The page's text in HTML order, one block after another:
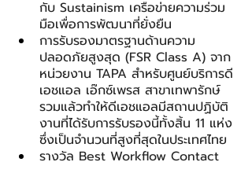
กับ Sustainism เครือข่ายความร่วม
มือเพื่อการพัฒนาที่ยั่งยืน
การรับรองมาตรฐานด้านความ
ปลอดภัยสูงสุด (FSR Class A) จาก
หน่วยงาน TAPA สำหรับศูนย์บริการดี
เอชแอล เอ๊กซ์เพรส สาขาเทพารักษ์
รวมแล้วทำให้ดีเอชแอลมีสถานปฏิบัติ
งานที่ได้รับการรับรองนี้ทั้งสิ้น 11 แห่ง
ซึ่งเป็นจำนวนที่สูงที่สุดในประเทศไทย
รางวัล Best Workflow Contact